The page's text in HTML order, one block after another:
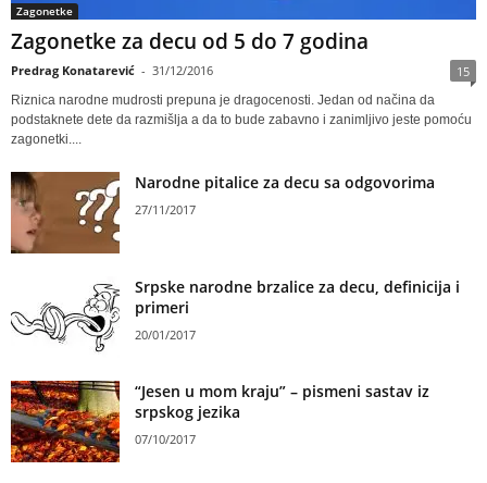
Zagonetke
Zagonetke za decu od 5 do 7 godina
Predrag Konatarević - 31/12/2016 15
Riznica narodne mudrosti prepuna je dragocenosti. Jedan od načina da
podstaknete dete da razmišlja a da to bude zabavno i zanimljivo jeste pomoću
zagonetki....
Narodne pitalice za decu sa odgovorima
27/11/2017
Srpske narodne brzalice za decu, definicija i
primeri
20/01/2017
“Jesen u mom kraju” – pismeni sastav iz
srpskog jezika
07/10/2017